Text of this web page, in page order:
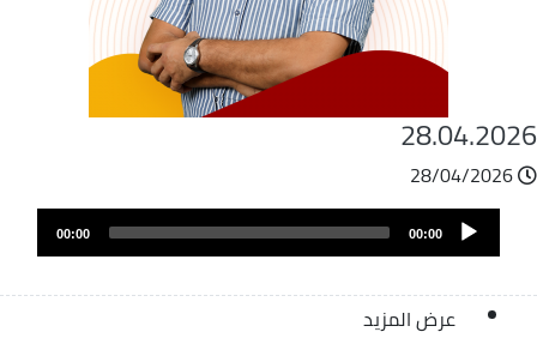
28/04/2026
ملفAudio
Player
00:00
00:00
عرض المزيد